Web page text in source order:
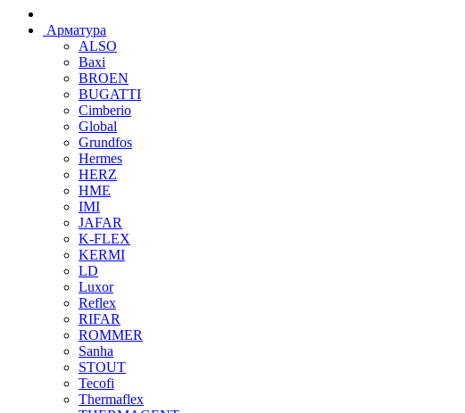
Арматура
ALSO
Baxi
BROEN
BUGATTI
Cimberio
Global
Grundfos
Hermes
HERZ
HME
IMI
JAFAR
K-FLEX
KERMI
LD
Luxor
Reflex
RIFAR
ROMMER
Sanha
STOUT
Tecofi
Thermaflex